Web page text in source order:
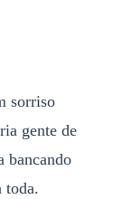
sorriso
gente de
bancando
toda.